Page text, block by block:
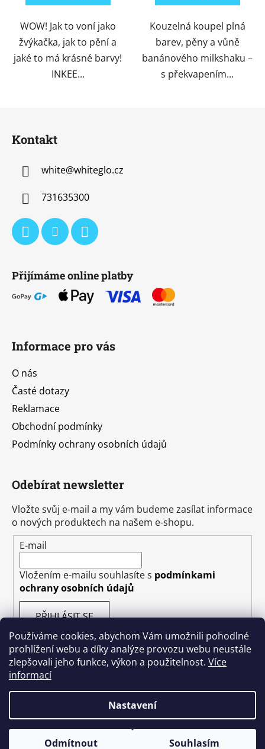
Používáme cookies, abychom Vám umožnili pohodlné
prohlížení webu a díky analýze provozu webu neustále
zlepšovali jeho funkce, výkon a použitelnost. Více
informací
Nastavení
Odmítnout Souhlasím
WOW! Jak to voní jako
žvýkačka, jak to pění a
jaké to má krásné barvy!
INKEE...
Kouzelná koupel plná
barev, pěny a vůně
banánového milkshaku –
s překvapením...
Kontakt
white@whiteglo.cz
731635300
Přijímáme online platby
Informace pro vás
O nás
Časté dotazy
Reklamace
Obchodní podmínky
Podmínky ochrany osobních údajů
Odebírat newsletter
Vložte svůj e-mail a my vám budeme zasílat informace
o nových produktech na našem e-shopu.
E-mail
Vložením e-mailu souhlasíte s podmínkami
ochrany osobních údajů
PŘIHLÁSIT SE
Vytvořil Shoptet
Copyright 2026Kakishop.cz. Všechna práva
vyhrazena.